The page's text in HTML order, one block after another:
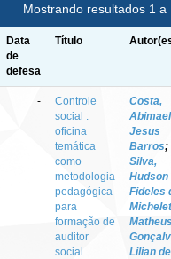
Mostrando resultados 1 a
Data
de
defesa
Título
-
Controle
social :
oficina
temática
como
metodologia
pedagógica
para
formação de
auditor
social
Costa,
Jesus
Barros;
Silva,
Hudson
Fideles
Matheus
Lilian de